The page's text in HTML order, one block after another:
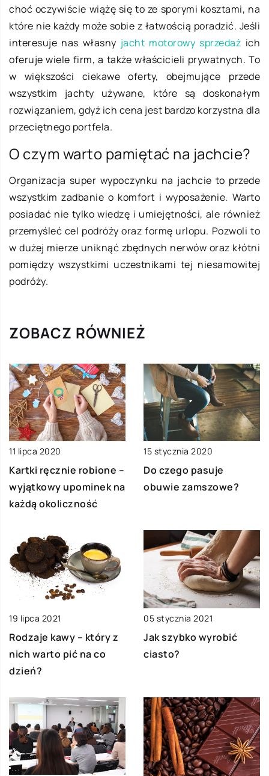
choć oczywiście wiążę się to ze sporymi kosztami, na
które nie każdy może sobie z łatwością poradzić. Jeśli
interesuje nas własny jacht motorowy sprzedaż ich
oferuje wiele firm, a także właścicieli prywatnych. To
w większości ciekawe oferty, obejmujące przede
wszystkim jachty używane, które są doskonałym
rozwiązaniem, gdyż ich cena jest bardzo korzystna dla
przeciętnego portfela.
O czym warto pamiętać na jachcie?
Organizacja super wypoczynku na jachcie to przede
wszystkim zadbanie o komfort i wyposażenie. Warto
posiadać nie tylko wiedzę i umiejętności, ale również
przemyśleć cel podróży oraz formę urlopu. Pozwoli to
w dużej mierze uniknąć zbędnych nerwów oraz kłótni
pomiędzy wszystkimi uczestnikami tej niesamowitej
podróży.
ZOBACZ RÓWNIEŻ
11 lipca 2020
Kartki ręcznie robione –
wyjątkowy upominek na
każdą okoliczność
15 stycznia 2020
Do czego pasuje
obuwie zamszowe?
19 lipca 2021
Rodzaje kawy – który z
nich warto pić na co
dzień?
05 stycznia 2021
Jak szybko wyrobić
ciasto?